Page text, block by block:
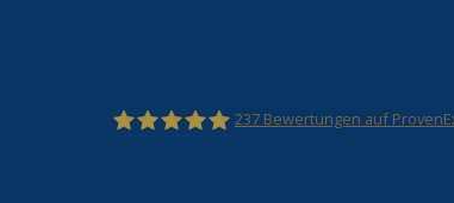
237 Bewertungen auf